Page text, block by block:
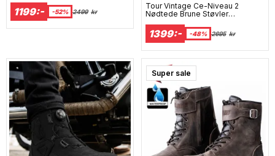
1199:- -52% 2499 kr
Tour Vintage Ce-Niveau 2
Nødtede Brune Støvler
1399:- -48% 2695 kr
Super sale